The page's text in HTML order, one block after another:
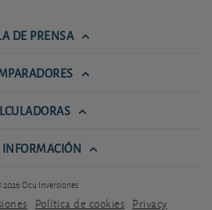
DE PRENSA
2026 Ocu Inversiones
Política de cookies Privacy